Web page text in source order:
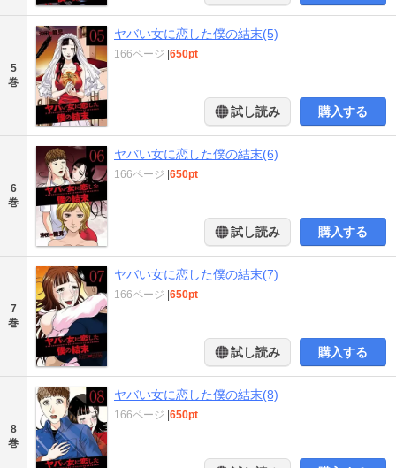
5
巻
ヤバい女に恋した僕の結末(5)
166ページ 650pt
試し読み 購入する
6
巻
ヤバい女に恋した僕の結末(6)
166ページ 650pt
試し読み 購入する
7
巻
ヤバい女に恋した僕の結末(7)
166ページ 650pt
試し読み 購入する
8
巻
ヤバい女に恋した僕の結末(8)
166ページ 650pt